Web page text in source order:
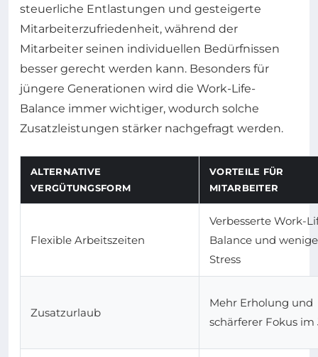
steuerliche Entlastungen und gesteigerte
Mitarbeiterzufriedenheit, während der
Mitarbeiter seinen individuellen Bedürfnissen
besser gerecht werden kann. Besonders für
jüngere Generationen wird die Work-Life-
Balance immer wichtiger, wodurch solche
Zusatzleistungen stärker nachgefragt werden.
ALTERNATIVE
VERGÜTUNGSFORM
VORTEILE FÜR
MITARBEITER
Flexible Arbeitszeiten
Verbesserte Work-
Balance und
Stress
Zusatzurlaub
Mehr Erholung und
schärferer Fokus im